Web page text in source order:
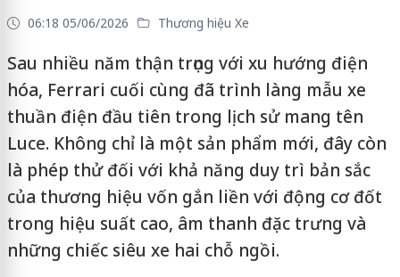
06:18 05/06/2026 Thương hiệu Xe
Sau nhiều năm thận trọng với xu hướng điện
hóa, Ferrari cuối cùng đã trình làng mẫu xe
thuần điện đầu tiên trong lịch sử mang tên
Luce. Không chỉ là một sản phẩm mới, đây còn
là phép thử đối với khả năng duy trì bản sắc
của thương hiệu vốn gắn liền với động cơ đốt
trong hiệu suất cao, âm thanh đặc trưng và
những chiếc siêu xe hai chỗ ngồi.